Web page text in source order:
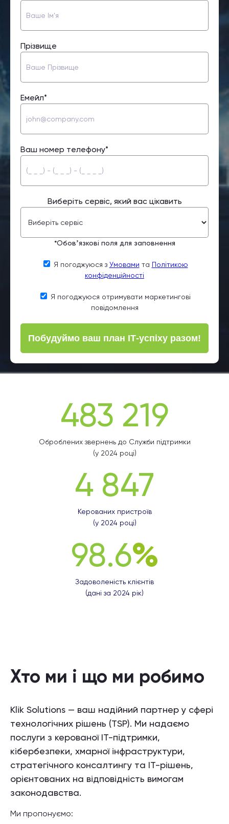
Прізвище
Емейл*
Ваш номер телефону*
Виберіть сервіс, який вас цікавить
*Обовʼязкові поля для заповнення
Я погоджуюся з Умовами та Політикою
конфіденційності
Я погоджуюся отримувати маркетингові
повідомлення
483 219
Оброблених звернень до Служби підтримки
(у 2024 році)
4 847
Керованих пристроїв
(у 2024 році)
98.6
Задоволеність клієнтів
(дані за 2024 рік)
Хто ми і що ми робимо
Klik Solutions — ваш надійний партнер у сфері
технологічних рішень (TSP). Ми надаємо
послуги з керованої ІТ-підтримки,
кібербезпеки, хмарної інфраструктури,
стратегічного консалтингу та ІТ-рішень,
орієнтованих на відповідність вимогам
законодавства.
Ми пропонуємо: